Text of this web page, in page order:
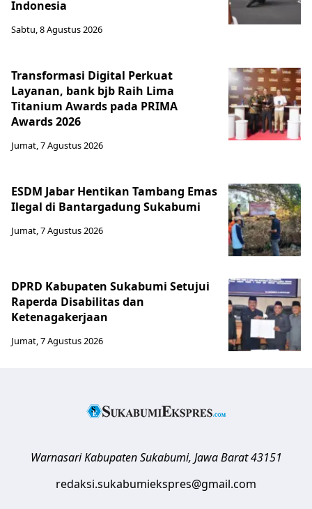
Indonesia
Sabtu, 8 Agustus 2026
Transformasi Digital Perkuat
Layanan, bank bjb Raih Lima
Titanium Awards pada PRIMA
Awards 2026
Jumat, 7 Agustus 2026
ESDM Jabar Hentikan Tambang Emas
Ilegal di Bantargadung Sukabumi
Jumat, 7 Agustus 2026
DPRD Kabupaten Sukabumi Setujui
Raperda Disabilitas dan
Ketenagakerjaan
Jumat, 7 Agustus 2026
Warnasari Kabupaten Sukabumi, Jawa Barat 43151
redaksi.sukabumiekspres@gmail.com